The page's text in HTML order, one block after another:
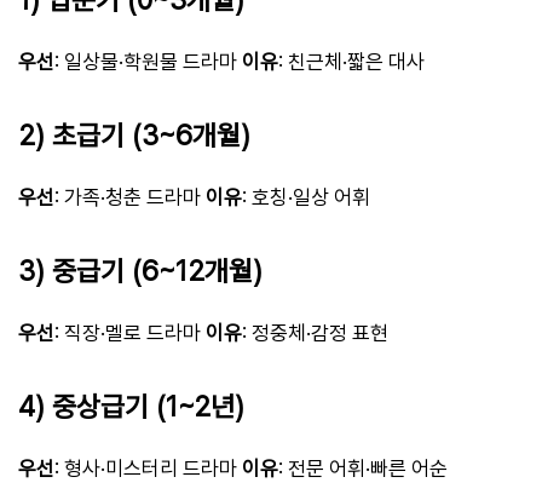
우선: 일상물·학원물 드라마 이유: 친근체·짧은 대사
2) 초급기 (3~6개월)
우선: 가족·청춘 드라마 이유: 호칭·일상 어휘
3) 중급기 (6~12개월)
우선: 직장·멜로 드라마 이유: 정중체·감정 표현
4) 중상급기 (1~2년)
우선: 형사·미스터리 드라마 이유: 전문 어휘·빠른 어순